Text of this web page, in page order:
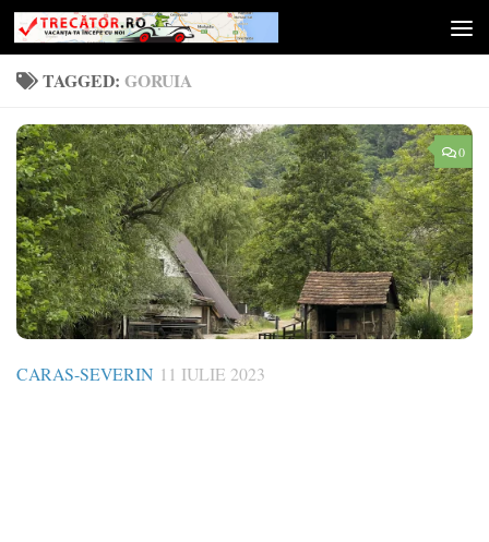
Skip to content
TAGGED: GORUIA
0
CARAS-SEVERIN 11 IULIE 2023